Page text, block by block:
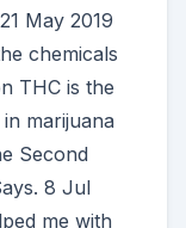
May 2019
chemicals
THC is the
marijuana
Second
8 Jul
me with